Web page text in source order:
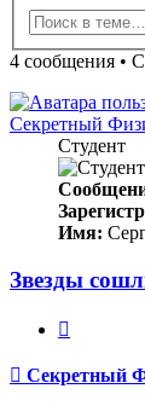
4 сообщения •
Секретный
Студент
Имя:
Звезды
Сообщение
Секретный